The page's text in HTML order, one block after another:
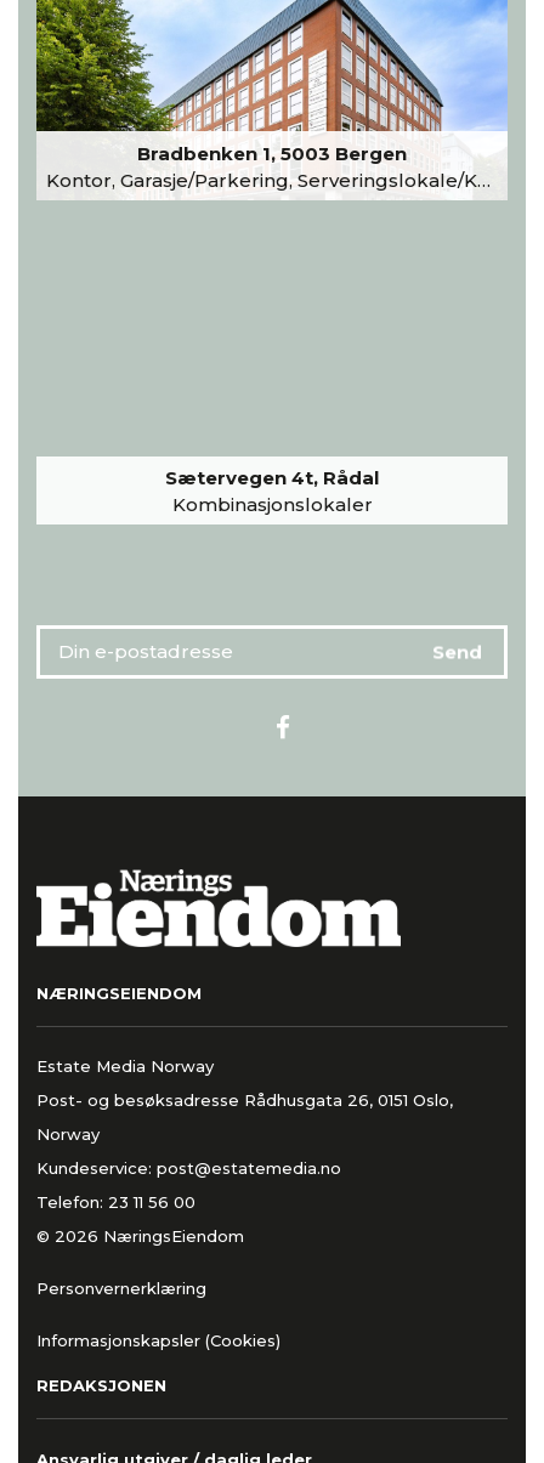
Bradbenken 1, 5003 Bergen
Kontor, Garasje/Parkering, Serveringslokale/Kantine, Undervisning/Arrangement
Sætervegen 4t, Rådal
Kombinasjonslokaler
NÆRINGSEIENDOM
Estate Media Norway
Post- og besøksadresse Rådhusgata 26, 0151 Oslo,
Norway
Kundeservice: post@estatemedia.no
Telefon: 23 11 56 00
© 2026 NæringsEiendom
Personvernerklæring
Informasjonskapsler (Cookies)
REDAKSJONEN